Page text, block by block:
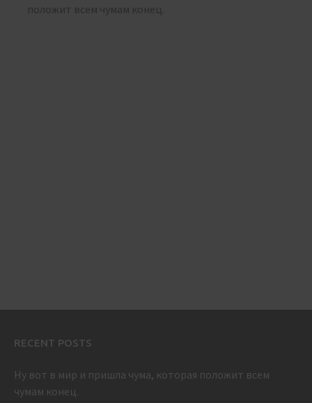
положит всем чумам конец.
RECENT POSTS
Ну вот в мир и пришла чума, которая положит всем
чумам конец.